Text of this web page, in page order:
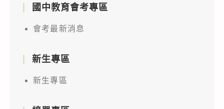
國中教育會考專區
會考最新消息
新生專區
新生專區